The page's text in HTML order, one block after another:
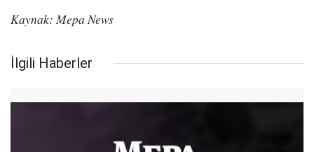
Kaynak: Mepa News
İlgili Haberler